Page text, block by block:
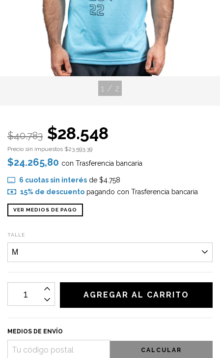
1 / 2
$40.783 $28.548
Precio sin impuestos $23.593,39
$24.265,80 con Trasferencia bancaria
6 cuotas sin interésde $4.758
15% de descuentopagando con Trasferencia bancaria
VER MEDIOS DE PAGO
TALLE
MEDIOS DE ENVÍO
CALCULAR